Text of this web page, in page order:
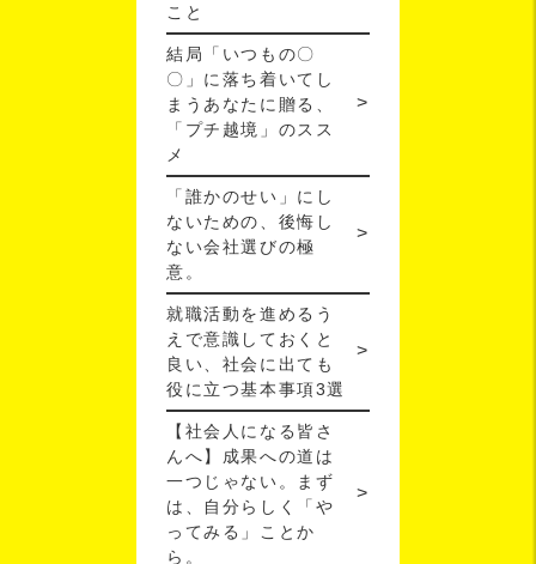
こと
結局「いつもの〇
〇」に落ち着いてし
まうあなたに贈る、
「プチ越境」のスス
メ
「誰かのせい」にし
ないための、後悔し
ない会社選びの極
意。
就職活動を進めるう
えで意識しておくと
良い、社会に出ても
役に立つ基本事項3選
【社会人になる皆さ
んへ】成果への道は
一つじゃない。まず
は、自分らしく「や
ってみる」ことか
ら。